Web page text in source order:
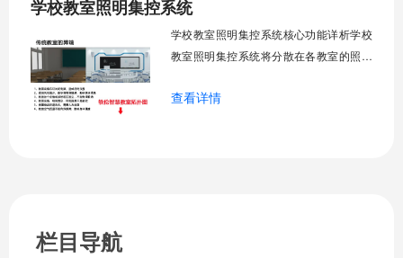
工巡检工作量，延长设备使用寿命，节约
学校教室照明集控系统
学校教室照明集控系统核心功能详析学校
教室照明集控系统将分散在各教室的照明
关、按需调光、定时策略、能耗监测、故
查看详情
栏目导航